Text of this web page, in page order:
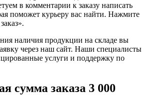
в комментарии к заказу написать
поможет курьеру вас найти. Нажмите
наличия продукции на складе вы
через наш сайт. Наши специалисты
услуги и поддержку по
сумма заказа 3 000